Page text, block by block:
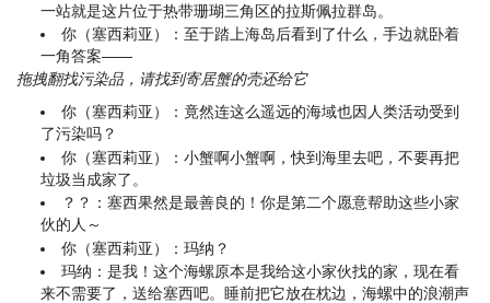
一站就是这片位于热带珊瑚三角区的拉斯佩拉群岛。
你（塞西莉亚）：至于踏上海岛后看到了什么，手边就卧着
一角答案——
拖拽翻找污染品，请找到寄居蟹的壳还给它
你（塞西莉亚）：竟然连这么遥远的海域也因人类活动受到
了污染吗？
你（塞西莉亚）：小蟹啊小蟹啊，快到海里去吧，不要再把
垃圾当成家了。
？？：塞西果然是最善良的！你是第二个愿意帮助这些小家
伙的人～
你（塞西莉亚）：玛纳？
玛纳：是我！这个海螺原本是我给这小家伙找的家，现在看
来不需要了，送给塞西吧。睡前把它放在枕边，海螺中的浪潮声